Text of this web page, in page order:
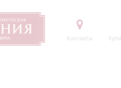
Контакты